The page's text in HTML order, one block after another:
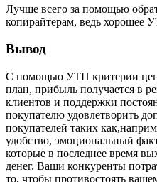
Лучше всего за помощью
копирайтерам, ведь хорошее
Вывод
С помощью УТП критерии
план, прибыль получается в
клиентов и поддержки
покупателю удовлетворить
покупателей таких
удобство, эмоциональный
которые в последнее время
денег. Ваши конкуренты
то, чтобы противостоять